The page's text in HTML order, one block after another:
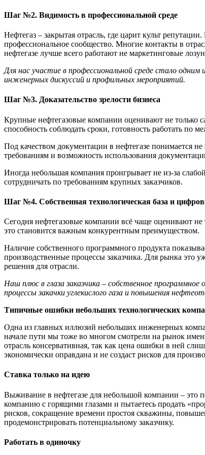
Шаг №2. Видимость в профессиональной среде
Нефтегаз – закрытая отрасль, где царит культ
профессиональное сообщество. Многие контакты в
нефтегазе лучше всего работают не маркетинговые
Для нас участие в профессиональной среде стало
инженерных дискуссий и профильных мероприятий.
Шаг №3. Доказательство зрелости бизнеса
Крупные нефтегазовые компании оценивают не только
способность соблюдать сроки, готовность работать
Под качеством документации в нефтегазе понимается
требованиям и возможность использования
Иногда небольшая компания проигрывает не из-за
сотрудничать по требованиям крупных заказчиков.
Шаг №4. Собственная технологическая база и
Сегодня нефтегазовые компании всё чаще оценивают
это становится важным конкурентным преимуществом.
Наличие собственного программного продукта
производственные процессы заказчика. Для рынка это
решения для отрасли.
Наш плюс в глаза заказчика – собственное программное
процессы закачки углекислого газа и повышения
Типичные ошибки небольших технологических
Одна из главных иллюзий небольших инженерных
начале пути мы тоже во многом смотрели на рынок
отрасль консервативная, так как цена ошибки в ней
экономически оправдана и не создаст рисков для
Ставка только на идею
Выживание в нефтегазе для небольшой компании –
компанию с горящими глазами и пытаетесь продать
рисков, сокращение времени простоя скважины,
продемонстрировать потенциальному заказчику.
Работать в одиночку